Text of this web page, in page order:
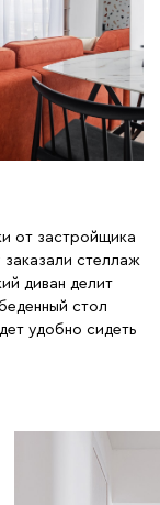
от застройщика
заказали стеллаж
диван делит
стол
удобно сидеть